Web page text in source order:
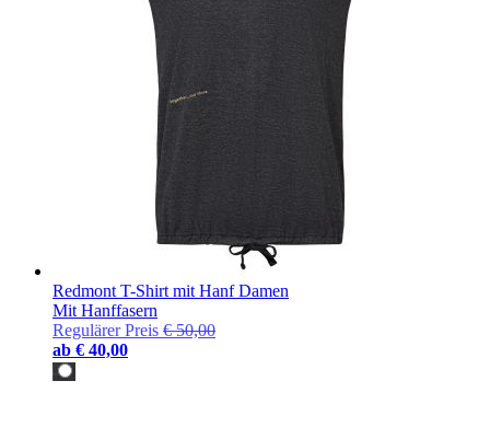
Redmont T-Shirt mit Hanf Damen
Mit Hanffasern
Regulärer Preis € 50,00
ab € 40,00